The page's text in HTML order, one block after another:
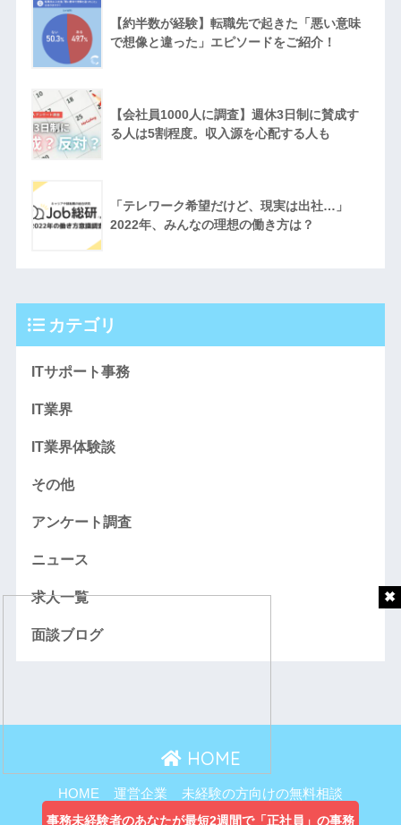
【約半数が経験】転職先で起きた「悪い意味
で想像と違った」エピソードをご紹介！
【会社員1000人に調査】週休3日制に賛成す
る人は5割程度。収入源を心配する人も
「テレワーク希望だけど、現実は出社…」
2022年、みんなの理想の働き方は？
カテゴリ
ITサポート事務
IT業界
IT業界体験談
その他
アンケート調査
ニュース
求人一覧
面談ブログ
HOME
HOME 運営企業
未経験の方向けの無料相談
主婦向け無料相談
事務未経験者のあなたが最短2週間で「正社員」の事務